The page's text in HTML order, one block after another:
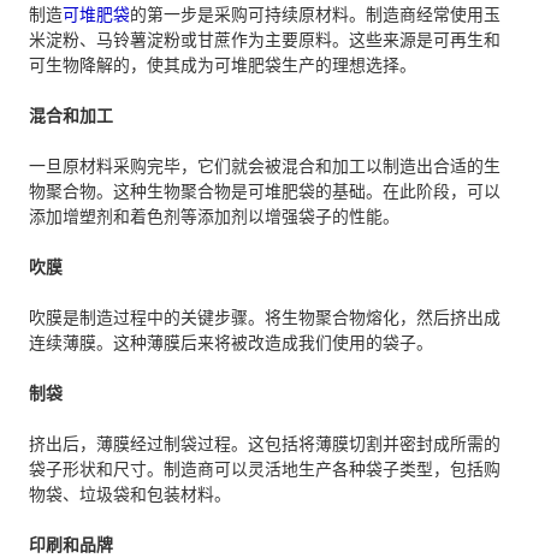
制造可堆肥袋的第一步是采购可持续原材料。制造商经常使用玉
米淀粉、马铃薯淀粉或甘蔗作为主要原料。这些来源是可再生和
可生物降解的，使其成为可堆肥袋生产的理想选择。
混合和加工
一旦原材料采购完毕，它们就会被混合和加工以制造出合适的生
物聚合物。这种生物聚合物是可堆肥袋的基础。在此阶段，可以
添加增塑剂和着色剂等添加剂以增强袋子的性能。
吹膜
吹膜是制造过程中的关键步骤。将生物聚合物熔化，然后挤出成
连续薄膜。这种薄膜后来将被改造成我们使用的袋子。
制袋
挤出后，薄膜经过制袋过程。这包括将薄膜切割并密封成所需的
袋子形状和尺寸。制造商可以灵活地生产各种袋子类型，包括购
物袋、垃圾袋和包装材料。
印刷和品牌